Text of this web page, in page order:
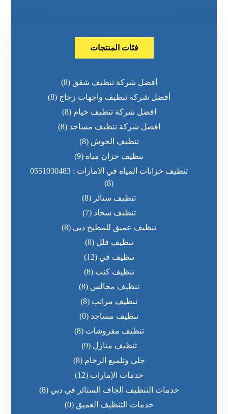
فئات المنتجات
أفضل شركة تنظيف شقق (8)
أفضل شركة تنظيف واجهات زجاج (8)
افضل شركة تنظيف خيام (8)
افضل شركة تنظيف مساجد (8)
تنظيف الحوش (8)
تنظيف خزان مياه (9)
تنظيف خزانات المياه في الامارات : 0551030483
(8)
تنظيف ستائر (8)
تنظيف سجاد (7)
تنظيف عميق للمطبخ دبي (8)
تنظيف فلل (8)
تنظيف في (12)
تنظيف كنب (8)
تنظيف مجالس (8)
تنظيف مراتب (8)
تنظيف مساجد (0)
تنظيف مفروشات (8)
تنظيف منازل (9)
جلي وتلميع الرخام (8)
خدمات الإمارات (12)
خدمات التنظيف الجاف الستائر في دبي (8)
خدمات التنظيف العميق (0)